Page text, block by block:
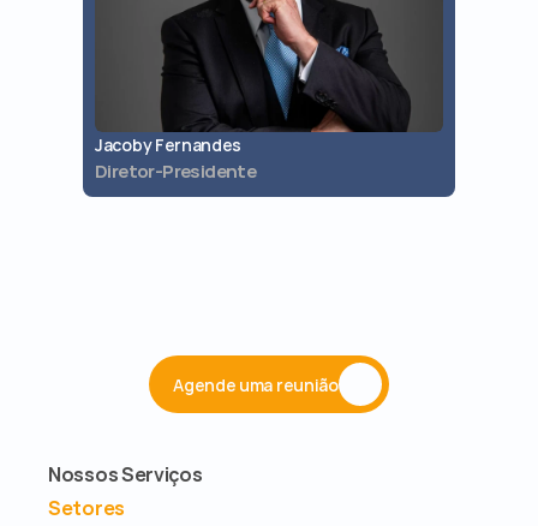
Jacoby Fernandes
Diretor-Presidente
Agende uma reunião
Nossos Serviços
Setores